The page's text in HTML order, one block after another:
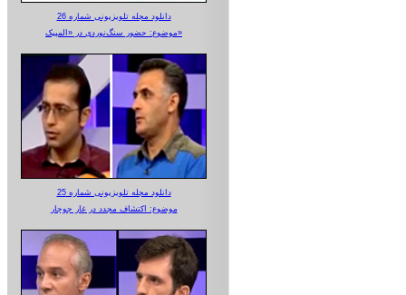
دانلود مجله تلویزیونی شماره 26
موضوع: حضور سنگ‌نوردی در «المپیک»
دانلود مجله تلویزیونی شماره 25
موضوع: اکتشاف مجدد در غار جوجار